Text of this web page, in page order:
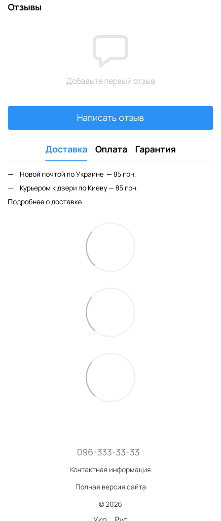
Отзывы
Добавьте первый отзыв
Написать отзыв
Доставка Оплата Гарантия
Новой почтой по Украине — 85 грн.
Курьером к двери по Киеву — 85 грн.
Подробнее о доставке
096-333-33-33
Контактная информация
Полная версия сайта
© 2026